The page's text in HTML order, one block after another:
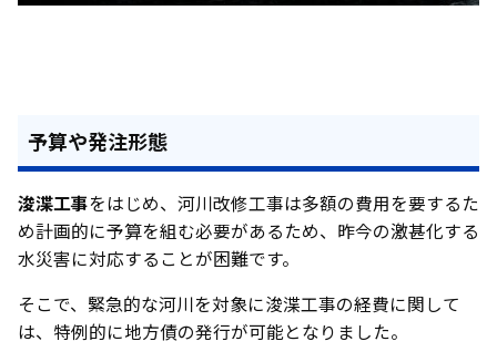
予算や発注形態
浚渫工事をはじめ、河川改修工事は多額の費用を要するた
め計画的に予算を組む必要があるため、昨今の激甚化する
水災害に対応することが困難です。
そこで、緊急的な河川を対象に浚渫工事の経費に関して
は、特例的に地方債の発行が可能となりました。